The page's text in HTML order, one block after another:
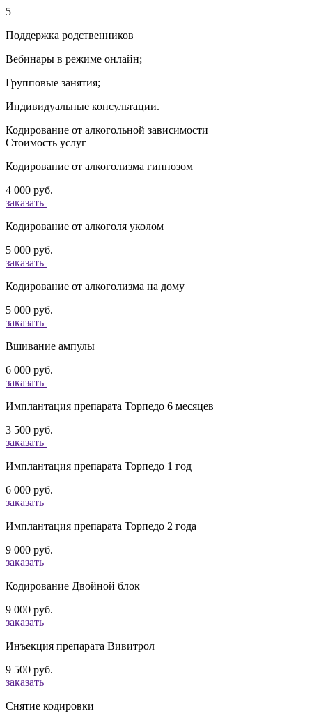
5
Поддержка родственников
Вебинары в режиме онлайн;
Групповые занятия;
Индивидуальные консультации.
Кодирование от алкогольной зависимости
Стоимость услуг
Кодирование от алкоголизма гипнозом
4 000 руб.
заказать
Кодирование от алкоголя уколом
5 000 руб.
заказать
Кодирование от алкоголизма на дому
5 000 руб.
заказать
Вшивание ампулы
6 000 руб.
заказать
Имплантация препарата Торпедо 6 месяцев
3 500 руб.
заказать
Имплантация препарата Торпедо 1 год
6 000 руб.
заказать
Имплантация препарата Торпедо 2 года
9 000 руб.
заказать
Кодирование Двойной блок
9 000 руб.
заказать
Инъекция препарата Вивитрол
9 500 руб.
заказать
Снятие кодировки